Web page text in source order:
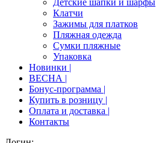
Детские шапки и шарфы
Клатчи
Зажимы для платков
Пляжная одежда
Сумки пляжные
Упаковка
Новинки |
ВЕСНА |
Бонус-программа |
Купить в розницу |
Оплата и доставка |
Контакты